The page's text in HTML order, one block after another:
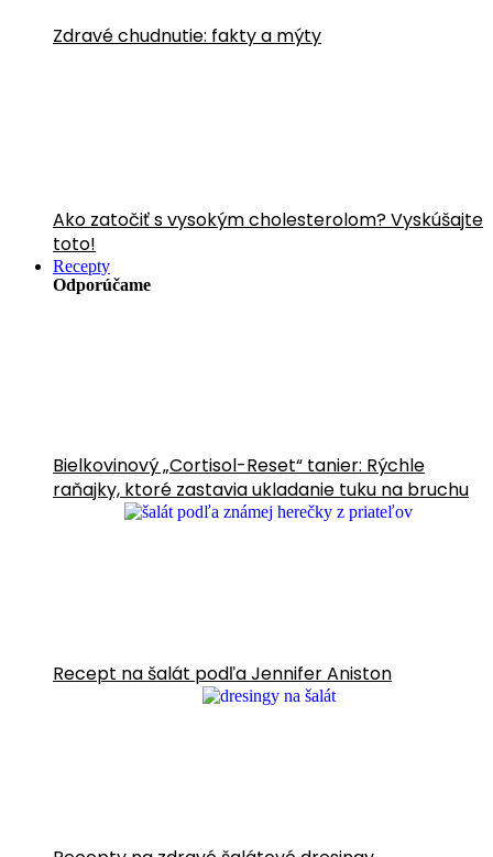
Zdravé chudnutie: fakty a mýty
Ako zatočiť s vysokým cholesterolom? Vyskúšajte
toto!
Recepty
Odporúčame
Bielkovinový „Cortisol-Reset“ tanier: Rýchle
raňajky, ktoré zastavia ukladanie tuku na bruchu
Recept na šalát podľa Jennifer Aniston